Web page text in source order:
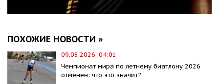
ПОХОЖИЕ НОВОСТИ »
09.08.2026, 04:01
Чемпионат мира по летнему биатлону 2026
отменен: что это значит?